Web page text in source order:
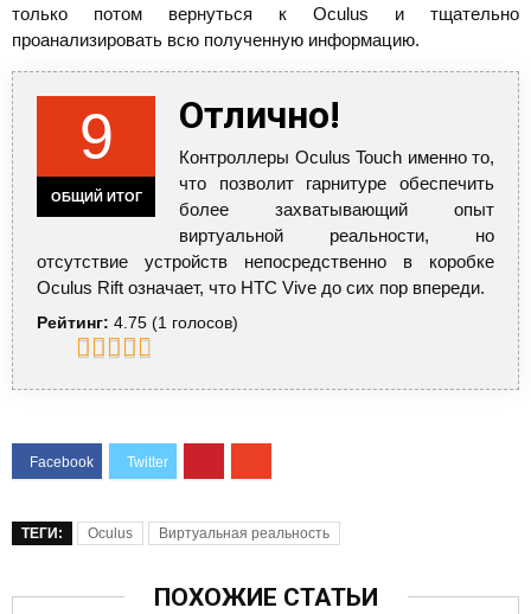
только потом вернуться к Oculus и тщательно
проанализировать всю полученную информацию.
9
ОБЩИЙ ИТОГ
Отлично!
Контроллеры Oculus Touch именно то,
что позволит гарнитуре обеспечить
более захватывающий опыт
виртуальной реальности, но
отсутствие устройств непосредственно в коробке
Oculus Rift означает, что HTC Vive до сих пор впереди.
Рейтинг: 4.75 (1 голосов)
ТЕГИ: Oculus Виртуальная реальность
ПОХОЖИЕ СТАТЬИ